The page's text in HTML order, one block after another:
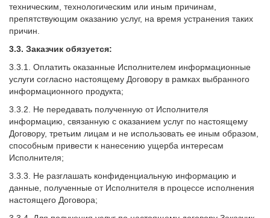
техническим, технологическим или иным причинам,
препятствующим оказанию услуг, на время устранения таких
причин.
3.3. Заказчик обязуется:
3.3.1. Оплатить оказанные Исполнителем информационные
услуги согласно настоящему Договору в рамках выбранного
информационного продукта;
3.3.2. Не передавать полученную от Исполнителя
информацию, связанную с оказанием услуг по настоящему
Договору, третьим лицам и не использовать ее иным образом,
способным привести к нанесению ущерба интересам
Исполнителя;
3.3.3. Не разглашать конфиденциальную информацию и
данные, полученные от Исполнителя в процессе исполнения
настоящего Договора;